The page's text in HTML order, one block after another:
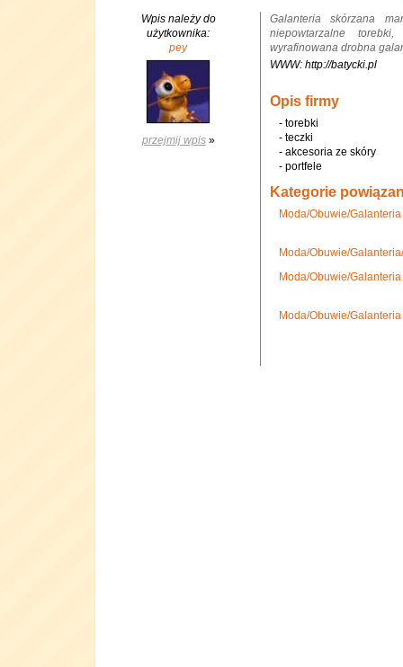
Wpis należy do
użytkownika:
pey
przejmij wpis»
Galanteria skórzana
niepowtarzalne
wyrafinowana drobna
WWW: http://batycki.pl
Opis firmy
- torebki
- teczki
- akcesoria ze skóry
- portfele
Kategorie
Moda/Obuwie/
Moda/Obuwie/
Moda/Obuwie/
Moda/Obuwie/